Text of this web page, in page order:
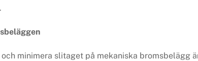
minimera slitaget på mekaniska bromsbelägg